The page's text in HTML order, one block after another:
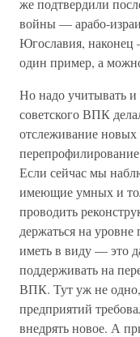
же подтвердили
войны — арабо-
Югославия, наконец
один пример, а
Но надо учитывать
советского ВПК
отслеживание
Если сейчас мы
имеющие умных и
проводить
держаться на
иметь в виду — это
поддерживать на
ВПК. Тут уж не одно,
предприятий
внедрять новое. А